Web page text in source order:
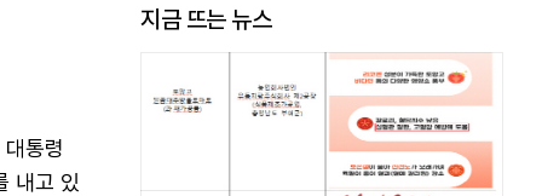
통령
내고 있
지금 뜨는 뉴스